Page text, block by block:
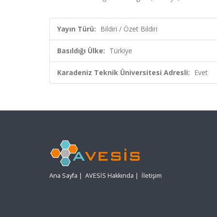
Yayın Türü: Bildiri / Özet Bildiri
Basıldığı Ülke: Türkiye
Karadeniz Teknik Üniversitesi Adresli: Evet
Ana Sayfa | AVESİS Hakkında | İletişim